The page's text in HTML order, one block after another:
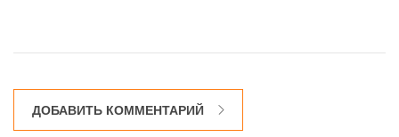
ДОБАВИТЬ КОММЕНТАРИЙ